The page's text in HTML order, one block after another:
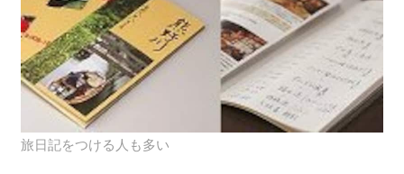
旅日記をつける人も多い